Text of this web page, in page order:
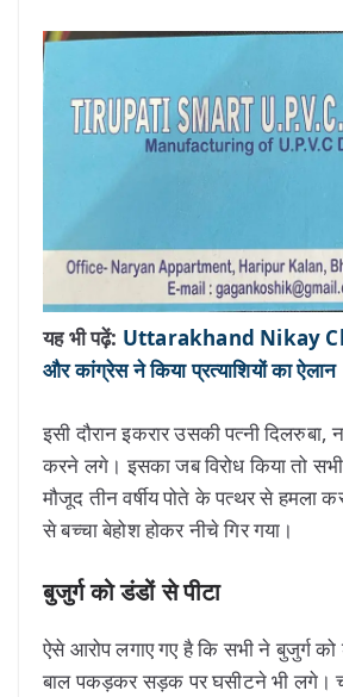
यह भी पढ़ें: Uttarakhand Nikay
और कांग्रेस ने किया प्रत्याशियों का ऐलान
इसी दौरान इकरार उसकी पत्नी दिलरुबा,
करने लगे। इसका जब विरोध किया तो
मौजूद तीन वर्षीय पोते के पत्थर से हमला
से बच्चा बेहोश होकर नीचे गिर गया।
बुजुर्ग को डंडों से पीटा
ऐसे आरोप लगाए गए है कि सभी ने बुजुर्ग को
बाल पकड़कर सड़क पर घसीटने भी लगे।